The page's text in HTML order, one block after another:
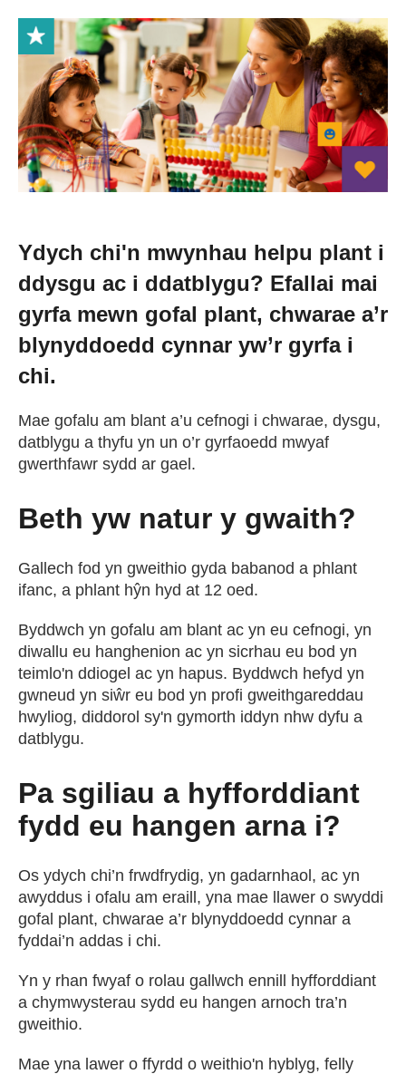
Cysylltu â ni
Newyddion
Digwyddiadau
Gweithio i ni
Trefnu apwyntiad
Ydych chi'n mwynhau helpu plant i
ddysgu ac i ddatblygu? Efallai mai
gyrfa mewn gofal plant, chwarae a’r
blynyddoedd cynnar yw’r gyrfa i
chi.
Mae gofalu am blant a’u cefnogi i chwarae, dysgu,
datblygu a thyfu yn un o’r gyrfaoedd mwyaf
gwerthfawr sydd ar gael.
Beth yw natur y gwaith?
Gallech fod yn gweithio gyda babanod a phlant
ifanc, a phlant hŷn hyd at 12 oed.
Byddwch yn gofalu am blant ac yn eu cefnogi, yn
diwallu eu hanghenion ac yn sicrhau eu bod yn
teimlo'n ddiogel ac yn hapus. Byddwch hefyd yn
gwneud yn siŵr eu bod yn profi gweithgareddau
hwyliog, diddorol sy'n gymorth iddyn nhw dyfu a
datblygu.
Pa sgiliau a hyfforddiant
fydd eu hangen arna i?
Os ydych chi’n frwdfrydig, yn gadarnhaol, ac yn
awyddus i ofalu am eraill, yna mae llawer o swyddi
gofal plant, chwarae a’r blynyddoedd cynnar a
fyddai’n addas i chi.
Yn y rhan fwyaf o rolau gallwch ennill hyfforddiant
a chymwysterau sydd eu hangen arnoch tra’n
gweithio.
Mae yna lawer o ffyrdd o weithio'n hyblyg, felly